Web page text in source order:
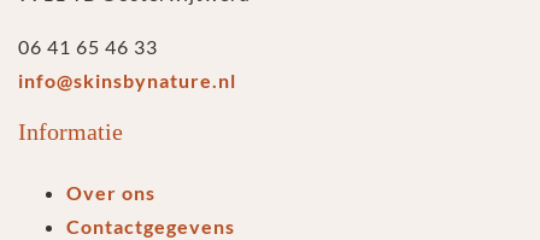
06 41 65 46 33
info@skinsbynature.nl
Informatie
Over ons
Contactgegevens